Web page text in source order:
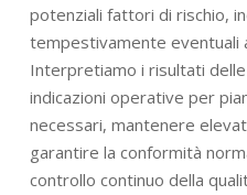
potenziali fattori di rischio,
tempestivamente eventuali
Interpretiamo i risultati
indicazioni operative per
necessari, mantenere
garantire la conformità
controllo continuo della